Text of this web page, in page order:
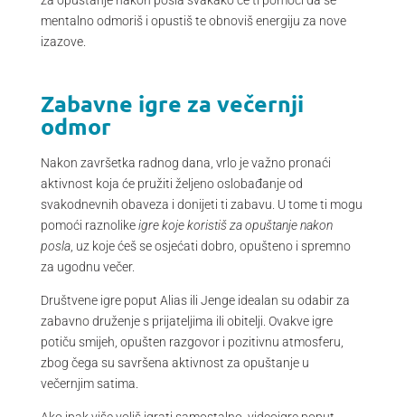
mentalno odmoriš i opustiš te obnoviš energiju za nove
izazove.
Zabavne igre za večernji
odmor
Nakon završetka radnog dana, vrlo je važno pronaći
aktivnost koja će pružiti željeno oslobađanje od
svakodnevnih obaveza i donijeti ti zabavu. U tome ti mogu
pomoći raznolikeigre koje koristiš za opuštanje nakon
posla, uz koje ćeš se osjećati dobro, opušteno i spremno
za ugodnu večer.
Društvene igre poput Alias ili Jenge idealan su odabir za
zabavno druženje s prijateljima ili obitelji. Ovakve igre
potiču smijeh, opušten razgovor i pozitivnu atmosferu,
zbog čega su savršena aktivnost za opuštanje u
večernjim satima.